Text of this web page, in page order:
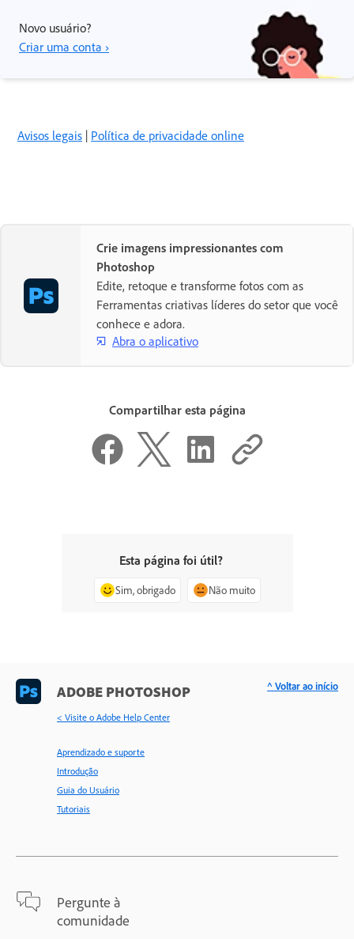
Novo usuário?
Criar uma conta ›
Avisos legais | Política de privacidade online
Crie imagens impressionantes com
Photoshop
Edite, retoque e transforme fotos com as
Ferramentas criativas líderes do setor que você
conhece e adora.
Abra o aplicativo
Compartilhar esta página
Esta página foi útil?
Sim, obrigado Não muito
ADOBE PHOTOSHOP
< Visite o Adobe Help Center
Aprendizado e suporte
Introdução
Guia do Usuário
Tutoriais
Pergunte à
comunidade
^ Voltar ao início